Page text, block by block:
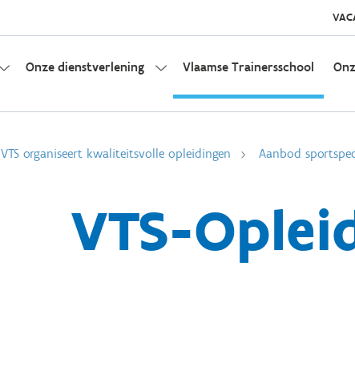
Onze dienstverlening Vlaamse Trainersschool
VTS organiseert kwaliteitsvolle opleidingen Aanbod
VTS-